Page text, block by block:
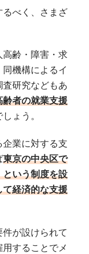
るべく、さまざ
齢・障害・求
機構によるイ
研究などもあ
者の就業支援
ょう。
業に対する支
東京の中央区で
いう制度を設
経済的な支援
が設けられて
することでメ